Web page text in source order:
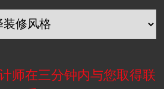
师在三分钟内与您取得联